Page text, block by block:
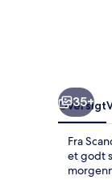
35+
Oversigt
Fra
et godt